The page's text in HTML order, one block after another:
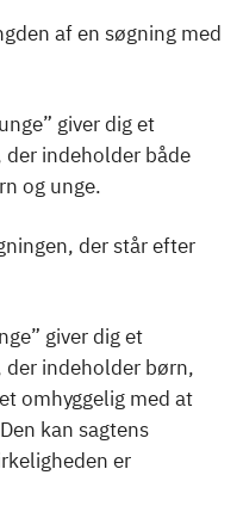
af en søgning med
giver dig et
indeholder både
og unge.
der står efter
giver dig et
indeholder børn,
omhyggelig med at
kan sagtens
er